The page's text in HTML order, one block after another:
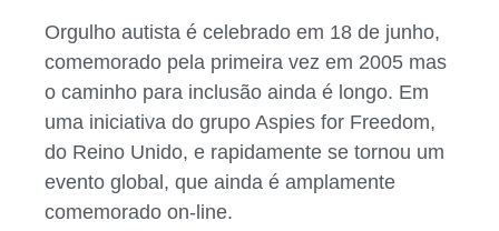
Orgulho autista é celebrado em 18 de junho,
comemorado pela primeira vez em 2005 mas
o caminho para inclusão ainda é longo. Em
uma iniciativa do grupo Aspies for Freedom,
do Reino Unido, e rapidamente se tornou um
evento global, que ainda é amplamente
comemorado on-line.